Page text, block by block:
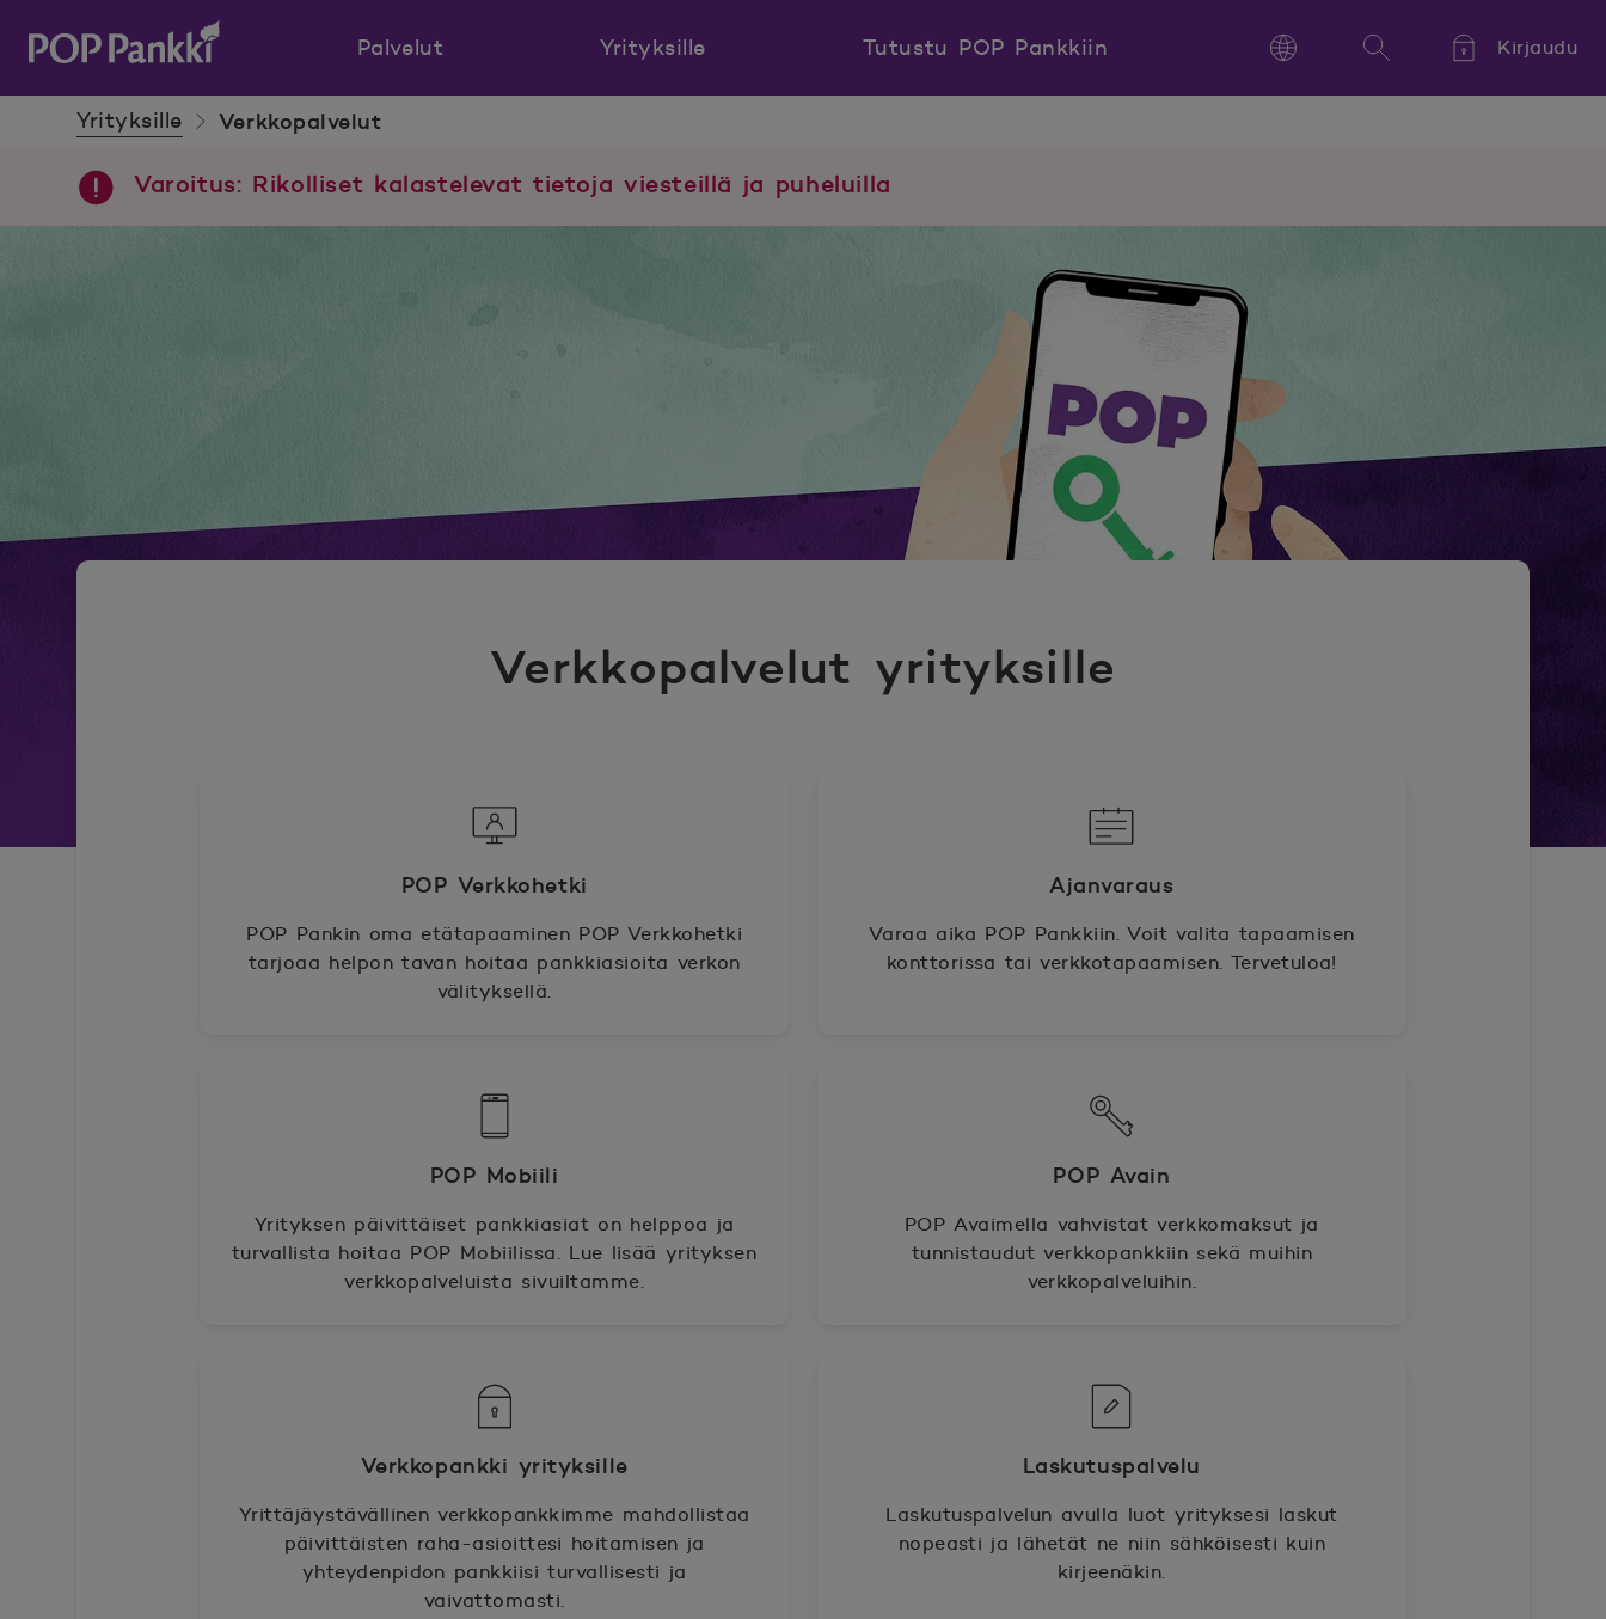
POP Pankki, etusivulle
Palvelut Yrityksille
Tutustu POP Pankkiin
Kieli,
Language
Language Hae
Kirjaudu
Yrityksille Verkkopalvelut
Varoitus: Rikolliset kalastelevat tietoja viesteillä ja puheluilla
Verkkopalvelut yrityksille
POP Verkkohetki
POP Pankin oma etätapaaminen POP Verkkohetki
tarjoaa helpon tavan hoitaa pankkiasioita verkon
välityksellä.
Ajanvaraus
Varaa aika POP Pankkiin. Voit valita tapaamisen
konttorissa tai verkkotapaamisen. Tervetuloa!
POP Mobiili
Yrityksen päivittäiset pankkiasiat on helppoa ja
turvallista hoitaa POP Mobiilissa. Lue lisää yrityksen
verkkopalveluista sivuiltamme.
POP Avain
POP Avaimella vahvistat verkkomaksut ja
tunnistaudut verkkopankkiin sekä muihin
verkkopalveluihin.
Verkkopankki yrityksille
Yrittäjäystävällinen verkkopankkimme mahdollistaa
päivittäisten raha-asioittesi hoitamisen ja
yhteydenpidon pankkiisi turvallisesti ja
vaivattomasti.
Laskutuspalvelu
Laskutuspalvelun avulla luot yrityksesi laskut
nopeasti ja lähetät ne niin sähköisesti kuin
kirjeenäkin.